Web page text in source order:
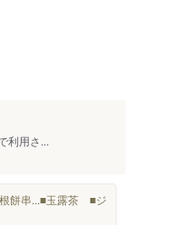
利用さ...
餅串...■玉露茶 ■ジ